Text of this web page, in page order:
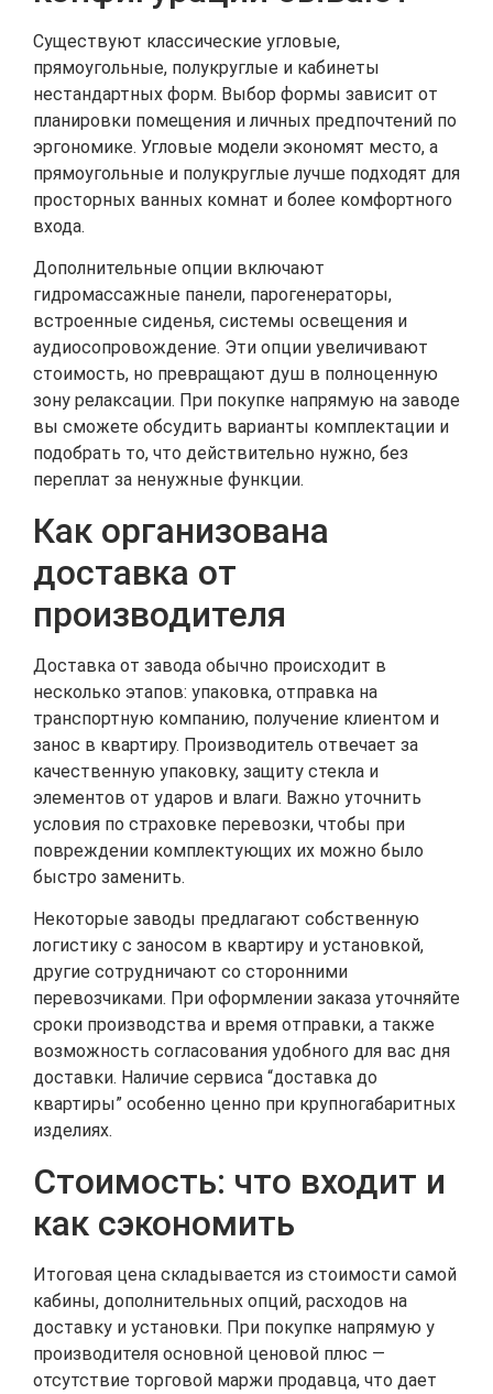
Существуют классические угловые,
прямоугольные, полукруглые и кабинеты
нестандартных форм. Выбор формы зависит от
планировки помещения и личных предпочтений по
эргономике. Угловые модели экономят место, а
прямоугольные и полукруглые лучше подходят для
просторных ванных комнат и более комфортного
входа.
Дополнительные опции включают
гидромассажные панели, парогенераторы,
встроенные сиденья, системы освещения и
аудиосопровождение. Эти опции увеличивают
стоимость, но превращают душ в полноценную
зону релаксации. При покупке напрямую на заводе
вы сможете обсудить варианты комплектации и
подобрать то, что действительно нужно, без
переплат за ненужные функции.
Как организована
доставка от
производителя
Доставка от завода обычно происходит в
несколько этапов: упаковка, отправка на
транспортную компанию, получение клиентом и
занос в квартиру. Производитель отвечает за
качественную упаковку, защиту стекла и
элементов от ударов и влаги. Важно уточнить
условия по страховке перевозки, чтобы при
повреждении комплектующих их можно было
быстро заменить.
Некоторые заводы предлагают собственную
логистику с заносом в квартиру и установкой,
другие сотрудничают со сторонними
перевозчиками. При оформлении заказа уточняйте
сроки производства и время отправки, а также
возможность согласования удобного для вас дня
доставки. Наличие сервиса “доставка до
квартиры” особенно ценно при крупногабаритных
изделиях.
Стоимость: что входит и
как сэкономить
Итоговая цена складывается из стоимости самой
кабины, дополнительных опций, расходов на
доставку и установки. При покупке напрямую у
производителя основной ценовой плюс —
отсутствие торговой маржи продавца, что дает